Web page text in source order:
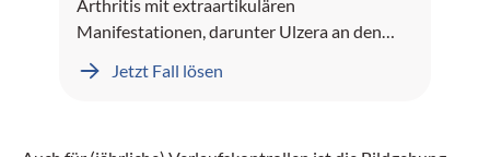
Arthritis mit extraartikulären
Manifestationen, darunter Ulzera an den
präsentiert sich mit seit mehreren Monaten
Jetzt Fall lösen